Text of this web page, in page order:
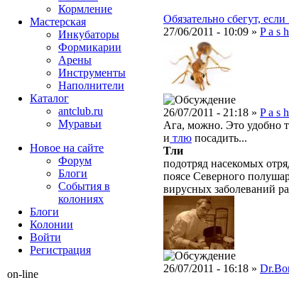
Обязательно сбегут, если
27/06/2011 - 10:09 » P a s
26/07/2011 - 21:18 » P a s
Ага, можно. Это удобно
и тлю посадить...
Тли
подотряд насекомых
поясе Северного
вирусных заболеваний
26/07/2011 - 16:18 »
Кормление
Мастерская
Инкубаторы
Формикарии
Арены
Инструменты
Наполнители
Каталог
antclub.ru
Муравьи
Новое на сайте
Форум
Блоги
События в
колониях
Блоги
Колонии
Войти
Peгиcтpaция
on-line